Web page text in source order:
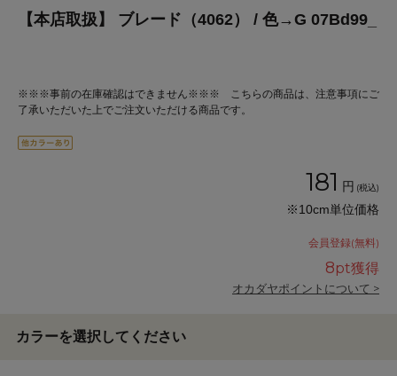
【本店取扱】 ブレード（4062） / 色→G 07Bd99_
※※※事前の在庫確認はできません※※※ こちらの商品は、注意事項にご
了承いただいた上でご注文いただける商品です。
181 円 (税込)
※10cm単位価格
会員登録(無料)
8pt獲得
オカダヤポイントについて >
カラーを選択してください